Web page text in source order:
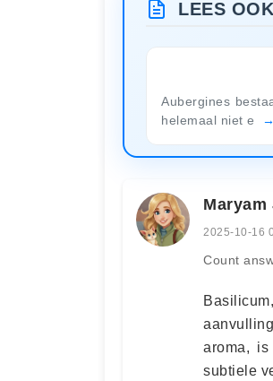
LEES OOK
Aubergines
helemaal niet e
Maryam
2025-10-16
Count
aroma,
subtiele